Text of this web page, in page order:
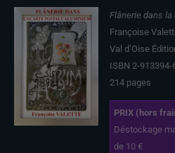
Flânerie dans
Françoise
Val d’Oise
ISBN 2-913394-
214 pages
PRIX (hors
Déstockage
de 10 €